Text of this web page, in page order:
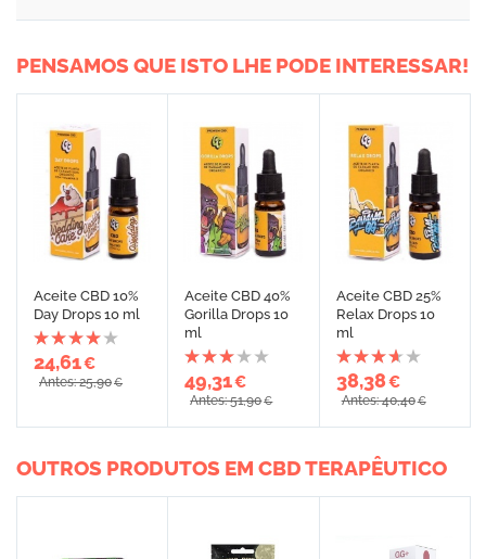
PENSAMOS QUE ISTO LHE PODE INTERESSAR!
Aceite CBD 10%
Day Drops 10 ml
24,61€
Antes: 25,90€
Aceite CBD 40%
Gorilla Drops 10
ml
49,31€
Antes: 51,90€
Aceite CBD 25%
Relax Drops 10
ml
38,38€
Antes: 40,40€
OUTROS PRODUTOS EM CBD TERAPÊUTICO